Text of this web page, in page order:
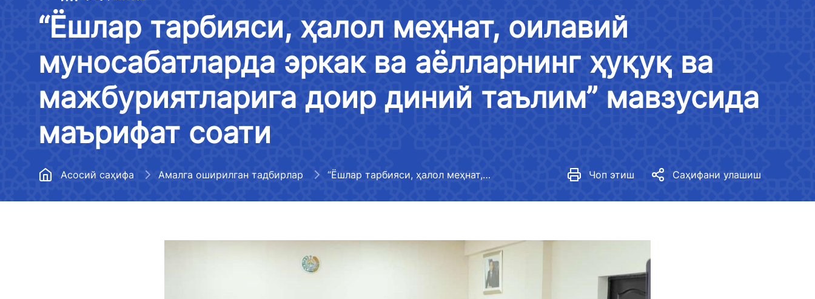
Марказий аппарат
Ҳудудий бошқармалар
Тизимдаги ташкилотлар
Меъёрий ҳужжатлар
Бўш иш ўринлари
Давлат дастури
Очиқ маълумотлар
Метрополитен
Йўл хўжалигини
Авиация ҳодисалари ва
инцидентларини текшириш
бошқармаси
фаолиятига оид ҳисобот (2022-
Эълонлар ва тендерлар
Эълон қилиниши мумкин
Транспорт вазирлиги фаолияти
тўғрисидаги ахборотлар
рўйхати
Транспорт вазирлигининг
фаолияти тўғрисидаги
қилиш
Транспорт вазирлиги расмий
Давлат ташкилотлари билан
ҳамкорлик
Мурожаатларни кўриб чиқиш
тартиби
Логистика самарадорлиги
индекси бўйича маълумотлар
Норматив-ҳуқуқий ҳужжатлар
лойиҳалари муҳокамаси
Давлат органлари, юридик ва
жисмоний шахслар, халқаро
ташкилотлар билан ўзаро
ҳамкорлик
Халқаро шартномалар
кўрсаткичлар
Меъёрий ҳужжатлар
Вазирликда гендер сиёсати
Гендер тенгликка оид меъёрий
“Ёшлар тарбияси, ҳалол меҳнат, оилавий
муносабатларда эркак ва аёлларнинг ҳуқуқ ва
мажбуриятларига доир диний таълим” мавзусида
маърифат соати
Асосий саҳифа Амалга оширилган тадбирлар “Ёшлар тарбияси, ҳалол меҳнат, оилавий муносабатларда эркак ва аёлларнинг ҳуқуқ ва мажбуриятларига доир диний таълим” мавзусида маърифат соати Чоп этиш Саҳифани улашиш